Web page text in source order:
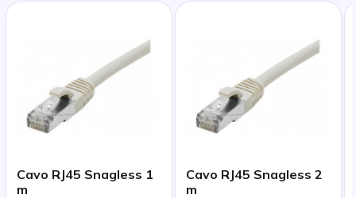
Cavo RJ45 Snagless 1
m
Cavo RJ45 Snagless 2
m